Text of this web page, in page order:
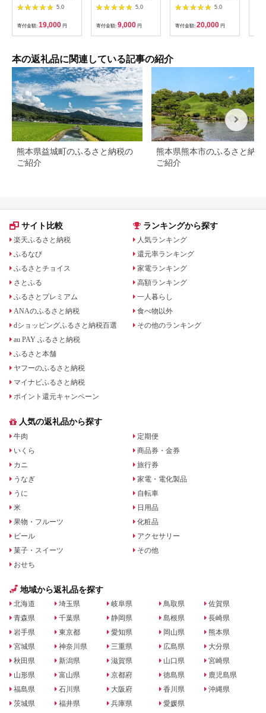
2歳におすすめ 5.0
寄付金額: 19,000 円
5.0
寄付金額: 9,000 円
ギフト サイン本 本 絵
本 プレゼント 贈答
『ちかてつサブちゃ
ん』・『ちっちゃなト
ラックレッドくん』
5.0
寄付金額: 20,000 円
本の返礼品に関連している記事の紹介
熊本県益城町のふるさと納税の
ご紹介
熊本県熊本市のふるさと納税
ご紹介
サイト比較
楽天ふるさと納税
ふるなび
ふるさとチョイス
さとふる
ふるさとプレミアム
ANAのふるさと納税
dショッピングふるさと納税百選
au PAY ふるさと納税
ふるさと本舗
ヤフーのふるさと納税
マイナビふるさと納税
ポイント還元キャンペーン
ランキングから探す
人気ランキング
還元率ランキング
家電ランキング
高額ランキング
一人暮らし
食べ物以外
その他のランキング
人気の返礼品から探す
牛肉
いくら
カニ
うなぎ
うに
米
果物・フルーツ
ビール
菓子・スイーツ
おせち
定期便
商品券・金券
旅行券
家電・電化製品
自転車
日用品
化粧品
アクセサリー
その他
地域から返礼品を探す
北海道
青森県
岩手県
宮城県
秋田県
山形県
福島県
茨城県
埼玉県
千葉県
東京都
神奈川県
新潟県
富山県
石川県
福井県
岐阜県
静岡県
愛知県
三重県
滋賀県
京都府
大阪府
兵庫県
鳥取県
島根県
岡山県
広島県
山口県
徳島県
香川県
愛媛県
佐賀県
長崎県
熊本県
大分県
宮崎県
鹿児島県
沖縄県